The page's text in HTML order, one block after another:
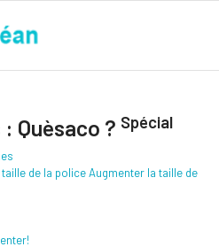
: Quèsaco ? Spécial
taille de la policeAugmenter la taille de